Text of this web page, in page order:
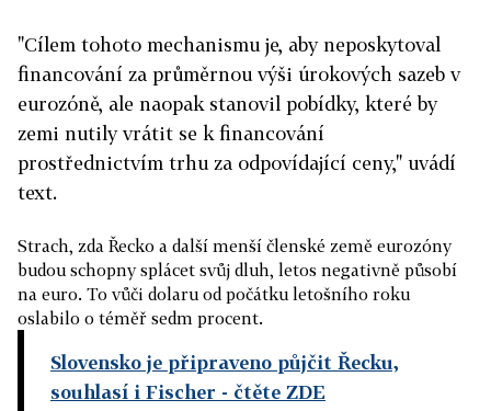
"Cílem tohoto mechanismu je, aby neposkytoval
financování za průměrnou výši úrokových sazeb v
eurozóně, ale naopak stanovil pobídky, které by
zemi nutily vrátit se k financování
prostřednictvím trhu za odpovídající ceny," uvádí
text.
Strach, zda Řecko a další menší členské země eurozóny
budou schopny splácet svůj dluh, letos negativně působí
na euro. To vůči dolaru od počátku letošního roku
oslabilo o téměř sedm procent.
Slovensko je připraveno půjčit Řecku,
souhlasí i Fischer - čtěte ZDE